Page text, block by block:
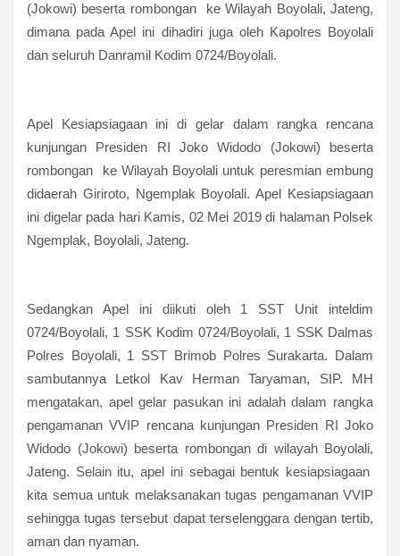
(Jokowi) beserta rombongan ke Wilayah Boyolali, Jateng,
dimana pada Apel ini dihadiri juga oleh Kapolres Boyolali
dan seluruh Danramil Kodim 0724/Boyolali.
Apel Kesiapsiagaan ini di gelar dalam rangka rencana
kunjungan Presiden RI Joko Widodo (Jokowi) beserta
rombongan ke Wilayah Boyolali untuk peresmian embung
didaerah Giriroto, Ngemplak Boyolali. Apel Kesiapsiagaan
ini digelar pada hari Kamis, 02 Mei 2019 di halaman Polsek
Ngemplak, Boyolali, Jateng.
Sedangkan Apel ini diikuti oleh 1 SST Unit inteldim
0724/Boyolali, 1 SSK Kodim 0724/Boyolali, 1 SSK Dalmas
Polres Boyolali, 1 SST Brimob Polres Surakarta. Dalam
sambutannya Letkol Kav Herman Taryaman, SIP. MH
mengatakan, apel gelar pasukan ini adalah dalam rangka
pengamanan VVIP rencana kunjungan Presiden RI Joko
Widodo (Jokowi) beserta rombongan di wilayah Boyolali,
Jateng. Selain itu, apel ini sebagai bentuk kesiapsiagaan
kita semua untuk melaksanakan tugas pengamanan VVIP
sehingga tugas tersebut dapat terselenggara dengan tertib,
aman dan nyaman.